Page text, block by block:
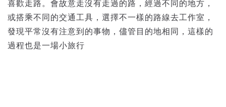
喜歡走路。會故意走沒有走過的路，經過不同的地方，
或搭乘不同的交通工具，選擇不一樣的路線去工作室，
發現平常沒有注意到的事物，儘管目的地相同，這樣的
過程也是一場小旅行